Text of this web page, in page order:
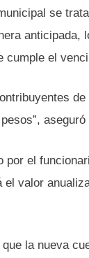
se
anticipada,
cumple el
por el
valor
la nueva